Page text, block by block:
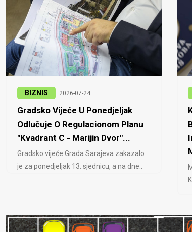
BIZNIS 2026-07-24
Gradsko Vijeće U Ponedjeljak
Odlučuje O Regulacionom Planu
"Kvadrant C - Marijin Dvor"...
Gradsko vijeće Grada Sarajeva zakazalo
je za ponedjeljak 13. sjednicu, a na dne..